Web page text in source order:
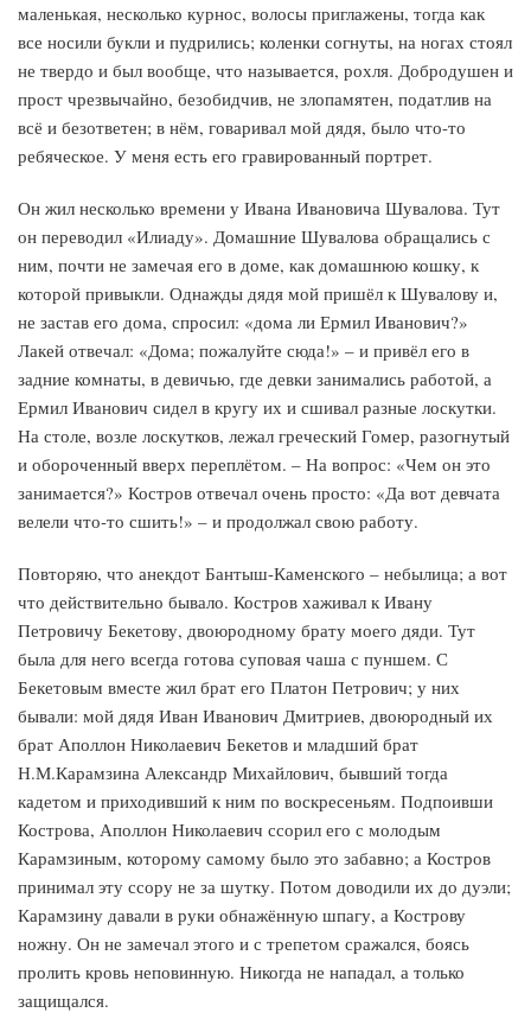
маленькая, несколько курнос, волосы приглажены, тогда как
все носили букли и пудрились; коленки согнуты, на ногах стоял
не твердо и был вообще, что называется, рохля. Добродушен и
прост чрезвычайно, безобидчив, не злопамятен, податлив на
всё и безответен; в нём, говаривал мой дядя, было что-то
ребяческое. У меня есть его гравированный портрет.
Он жил несколько времени у Ивана Ивановича Шувалова. Тут
он переводил «Илиаду». Домашние Шувалова обращались с
ним, почти не замечая его в доме, как домашнюю кошку, к
которой привыкли. Однажды дядя мой пришёл к Шувалову и,
не застав его дома, спросил: «дома ли Ермил Иванович?»
Лакей отвечал: «Дома; пожалуйте сюда!» – и привёл его в
задние комнаты, в девичью, где девки занимались работой, а
Ермил Иванович сидел в кругу их и сшивал разные лоскутки.
На столе, возле лоскутков, лежал греческий Гомер, разогнутый
и обороченный вверх переплётом. – На вопрос: «Чем он это
занимается?» Костров отвечал очень просто: «Да вот девчата
велели что-то сшить!» – и продолжал свою работу.
Повторяю, что анекдот Бантыш-Каменского – небылица; а вот
что действительно бывало. Костров хаживал к Ивану
Петровичу Бекетову, двоюродному брату моего дяди. Тут
была для него всегда готова суповая чаша с пуншем. С
Бекетовым вместе жил брат его Платон Петрович; у них
бывали: мой дядя Иван Иванович Дмитриев, двоюродный их
брат Аполлон Николаевич Бекетов и младший брат
Н.М.Карамзина Александр Михайлович, бывший тогда
кадетом и приходивший к ним по воскресеньям. Подпоивши
Кострова, Аполлон Николаевич ссорил его с молодым
Карамзиным, которому самому было это забавно; а Костров
принимал эту ссору не за шутку. Потом доводили их до дуэли;
Карамзину давали в руки обнажённую шпагу, а Кострову
ножну. Он не замечал этого и с трепетом сражался, боясь
пролить кровь неповинную. Никогда не нападал, а только
защищался.